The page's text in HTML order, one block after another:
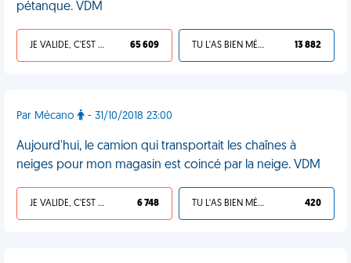
pétanque. VDM
JE VALIDE, C'EST UNE VDM 65 609 TU L'AS BIEN MÉRITÉ 13 882
Par Mécano - 31/10/2018 23:00
Aujourd'hui, le camion qui transportait les chaînes à
neiges pour mon magasin est coincé par la neige. VDM
JE VALIDE, C'EST UNE VDM 6 748 TU L'AS BIEN MÉRITÉ 420